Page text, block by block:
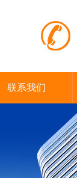
联系我们